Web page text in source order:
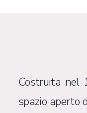
Costruita nel
spazio aperto